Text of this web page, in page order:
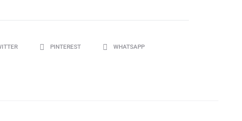
PINTEREST WHATSAPP